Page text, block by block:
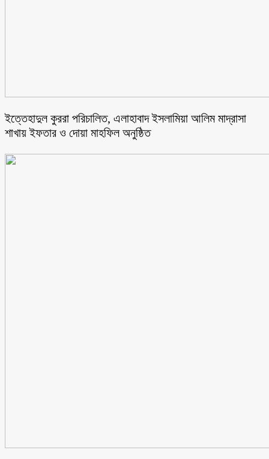
ইত্তেহাদুল কুররা পরিচালিত, এলাহাবাদ ইসলামিয়া আলিম মাদ্রাসা
শাখায় ইফতার ও দোয়া মাহফিল অনুষ্ঠিত